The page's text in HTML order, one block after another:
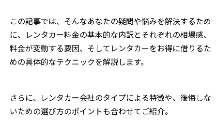
この記事では、そんなあなたの疑問や悩みを解決するため
に、レンタカー料金の基本的な内訳とそれぞれの相場感、
料金が変動する要因、そしてレンタカーをお得に借りるた
めの具体的なテクニックを解説します。
さらに、レンタカー会社のタイプによる特徴や、後悔しな
いための選び方のポイントも合わせてご紹介。